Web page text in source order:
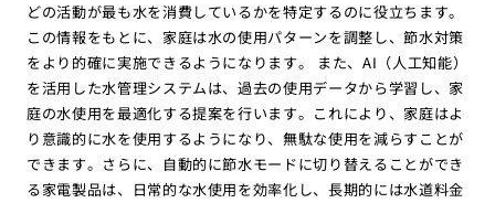
どの活動が最も水を消費しているかを特定するのに役立ちます。
この情報をもとに、家庭は水の使用パターンを調整し、節水対策
をより的確に実施できるようになります。 また、AI（人工知能）
を活用した水管理システムは、過去の使用データから学習し、家
庭の水使用を最適化する提案を行います。これにより、家庭はよ
り意識的に水を使用するようになり、無駄な使用を減らすことが
できます。さらに、自動的に節水モードに切り替えることができ
る家電製品は、日常的な水使用を効率化し、長期的には水道料金